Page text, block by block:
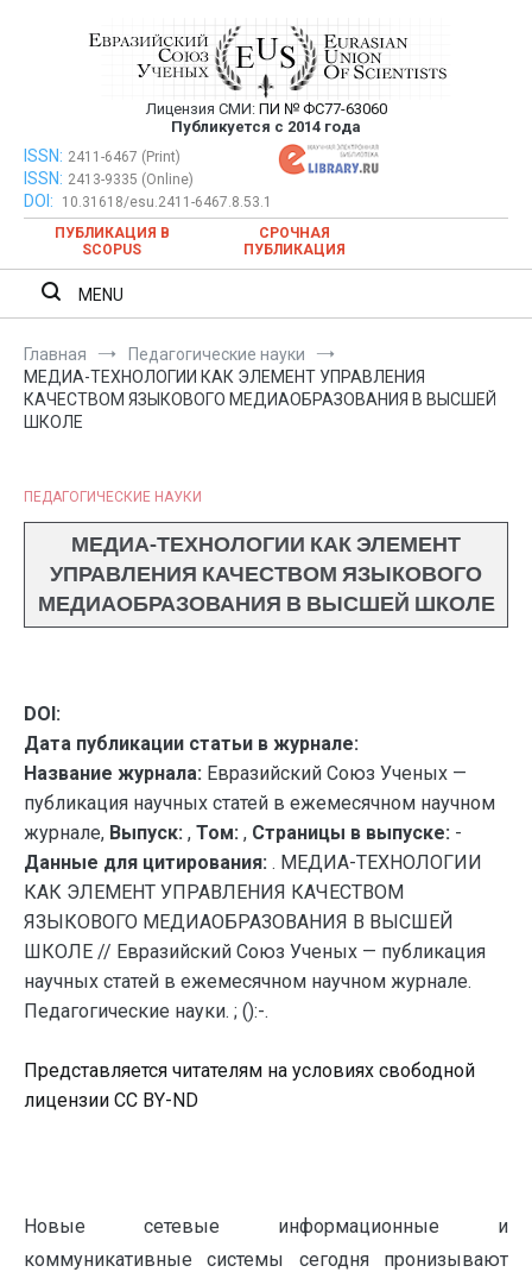
Евразийский Союз Ученых —
публикация научных статей в
ежемесячном научном журнале
Лицензия СМИ: ПИ № ФС77-63060
Публикуется с 2014 года
Евразийский Союз Ученых — публикация научных статей в
ежемесячном научном журнале
ISSN: 2411-6467 (Print)
ISSN: 2413-9335 (Online)
DOI:
10.31618/esu.2411-6467.8.53.1
ПУБЛИКАЦИЯ В
SCOPUS
СРОЧНАЯ
ПУБЛИКАЦИЯ
MENU
Главная
Педагогические науки
МЕДИА-ТЕХНОЛОГИИ КАК ЭЛЕМЕНТ УПРАВЛЕНИЯ
КАЧЕСТВОМ ЯЗЫКОВОГО МЕДИАОБРАЗОВАНИЯ В ВЫСШЕЙ
ШКОЛЕ
ПЕДАГОГИЧЕСКИЕ НАУКИ
МЕДИА-ТЕХНОЛОГИИ КАК ЭЛЕМЕНТ
УПРАВЛЕНИЯ КАЧЕСТВОМ ЯЗЫКОВОГО
МЕДИАОБРАЗОВАНИЯ В ВЫСШЕЙ ШКОЛЕ
DOI:
Дата публикации статьи в журнале:
Название журнала: Евразийский Союз Ученых —
публикация научных статей в ежемесячном научном
журнале, Выпуск: , Том: , Страницы в выпуске: -
Данные для цитирования: . МЕДИА-ТЕХНОЛОГИИ
КАК ЭЛЕМЕНТ УПРАВЛЕНИЯ КАЧЕСТВОМ
ЯЗЫКОВОГО МЕДИАОБРАЗОВАНИЯ В ВЫСШЕЙ
ШКОЛЕ // Евразийский Союз Ученых — публикация
научных статей в ежемесячном научном журнале.
Педагогические науки. ; ():-.
Представляется читателям на условиях свободной
лицензии CC BY-ND
Новые сетевые информационные и
коммуникативные системы сегодня пронизывают